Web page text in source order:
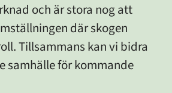
och är stora nog att
där skogen
Tillsammans kan vi bidra
samhälle för kommande